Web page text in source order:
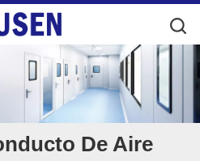
De Aire